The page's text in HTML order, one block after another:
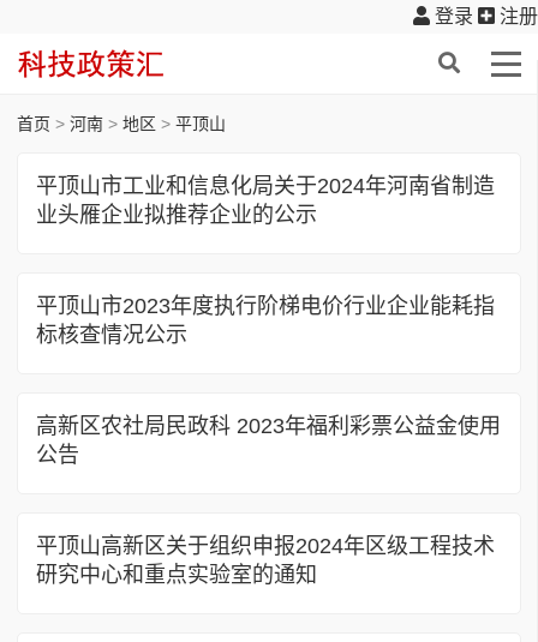
登录 注册
首页 > 河南 > 地区 > 平顶山
平顶山市工业和信息化局关于2024年河南省制造
业头雁企业拟推荐企业的公示
平顶山市2023年度执行阶梯电价行业企业能耗指
标核查情况公示
高新区农社局民政科 2023年福利彩票公益金使用
公告
平顶山高新区关于组织申报2024年区级工程技术
研究中心和重点实验室的通知